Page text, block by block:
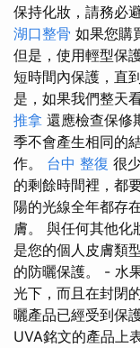
保持化妝，請務必
湖口整骨 如果您購
但是，使用輕型保
短時間內保護，直
是，如果我們整天
推拿 還應檢查保修
季不會產生相同的
作。 台中 整復 很
的剩餘時間裡，都
陽的光線全年都存
膚。 與任何其他化
是您的個人皮膚類
的防曬保護。 - 水
光下，而且在封閉
曬產品已經受到保
UVA銘文的產品上